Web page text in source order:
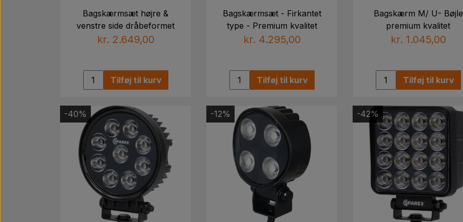
Bagskærmsæt højre &
venstre side dråbeformet
kr. 2.649,00
Tilføj til kurv
Bagskærmsæt - Firkantet
type - Premium kvalitet
kr. 4.295,00
Tilføj til kurv
Bagskærm M/ U- Bøjle
premium kvalitet
kr. 1.045,00
Tilføj til kurv
-40% -12% -42%